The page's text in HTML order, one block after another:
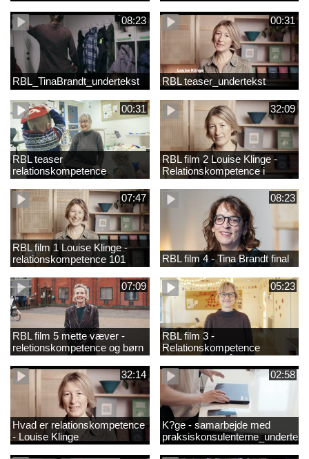
08:23
RBL_TinaBrandt_undertekst
00:31
RBL teaser_undertekst
00:31
RBL teaser
relationskompetence
32:09
RBL film 2 Louise Klinge -
Relationskompetence i
praksis
07:47
RBL film 1 Louise Klinge -
relationskompetence 101
08:23
RBL film 4 - Tina Brandt final
07:09
RBL film 5 mette væver -
reletionskompetence og børn
i udsatte positioner
05:23
RBL film 3 -
Relationskompetence
Pædagogens råd
32:14
Hvad er relationskompetence
- Louise Klinge
02:58
K?ge - samarbejde med